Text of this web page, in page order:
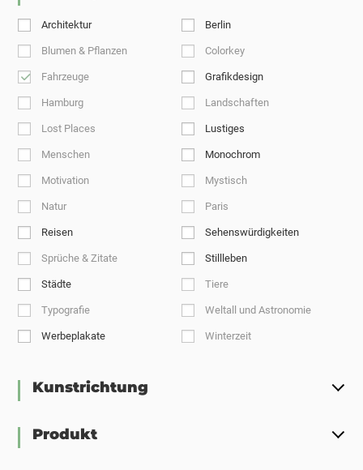
Architektur Berlin
Blumen & Pflanzen Colorkey
Fahrzeuge Grafikdesign
Hamburg Landschaften
Lost Places Lustiges
Menschen Monochrom
Motivation Mystisch
Natur Paris
Reisen Sehenswürdigkeiten
Sprüche & Zitate Stillleben
Städte Tiere
Typografie Weltall und Astronomie
Werbeplakate Winterzeit
Kunstrichtung
Produkt